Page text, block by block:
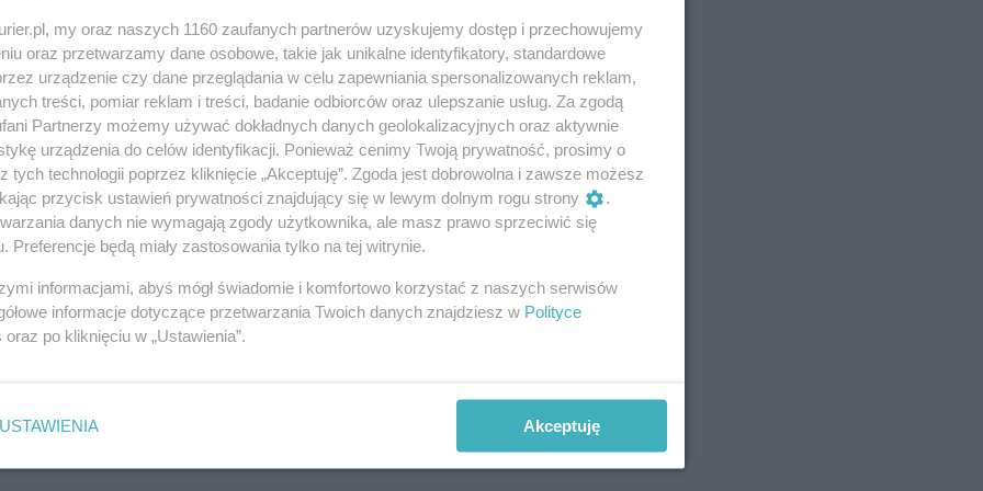
pokazy, przyznają, że na lekcjach fizyki uczą się
żywo zobaczyć takich doświadczeń, a tym
się łatwo przekonują, jest prawdziwym
niejednego ucznia i sprawić, że stanie się on
podstawówki. – Uczniowie wiedzą, że
energia mechaniczna, cieplna, chemiczna,
że to przede wszystkim zdolność do wykonania
siły przez przemieszczenie.
i urządzenia, od najprostszych po
Van de Graaffa, spawarka, koło od
czy rura pcv z plastikową butelką,
my oraz naszych 1160 zaufanych partnerów uzyskujemy dostęp i przechowujemy
oraz przetwarzamy dane osobowe, takie jak unikalne identyfikatory, standardowe
urządzenie czy dane przeglądania w celu zapewniania spersonalizowanych reklam,
treści, pomiar reklam i treści, badanie odbiorców oraz ulepszanie usług. Za zgodą
Partnerzy możemy używać dokładnych danych geolokalizacyjnych oraz aktywnie
urządzenia do celów identyfikacji. Ponieważ cenimy Twoją prywatność, prosimy o
tych technologii poprzez kliknięcie „Akceptuję”. Zgoda jest dobrowolna i zawsze możesz
przycisk ustawień prywatności znajdujący się w lewym dolnym rogu strony
.
danych nie wymagają zgody użytkownika, ale masz prawo sprzeciwić się
Preferencje będą miały zastosowania tylko na tej witrynie.
informacjami, abyś mógł świadomie i komfortowo korzystać z naszych serwisów
informacje dotyczące przetwarzania Twoich danych znajdziesz w Polityce
oraz po kliknięciu w „Ustawienia”.
USTAWIENIA Akceptuję